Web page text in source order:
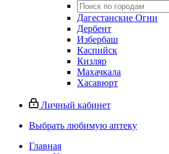
Дагестанские Огни
Дербент
Избербаш
Каспийск
Кизляр
Махачкала
Хасавюрт
Личный кабинет
Выбрать любимую аптеку
Главная